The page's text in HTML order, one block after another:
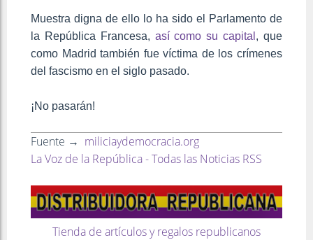
Muestra digna de ello lo ha sido el Parlamento de
la República Francesa, así como su capital , que
como Madrid también fue víctima de los crímenes
del fascismo en el siglo pasado.
¡No pasarán!
Fuente → miliciaydemocracia.org
La Voz de la República - Todas las Noticias RSS
Tienda de artículos y regalos republicanos